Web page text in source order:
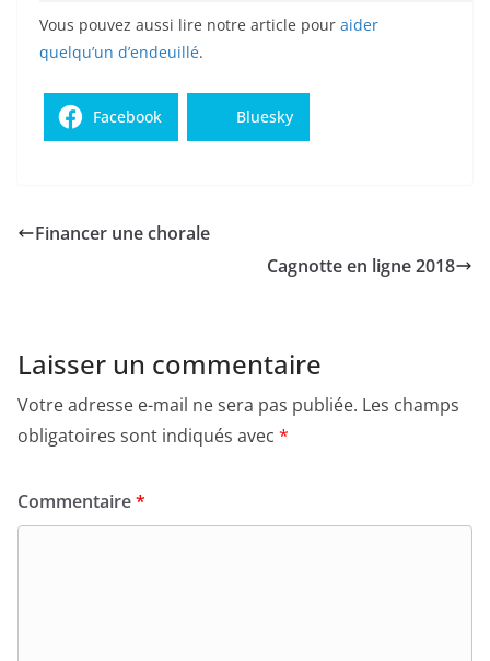
Vous pouvez aussi lire notre article pour aider
quelqu’un d’endeuillé.
Facebook Bluesky
Financer une chorale
Cagnotte en ligne 2018
Laisser un commentaire
Votre adresse e-mail ne sera pas publiée. Les champs
obligatoires sont indiqués avec *
Commentaire*